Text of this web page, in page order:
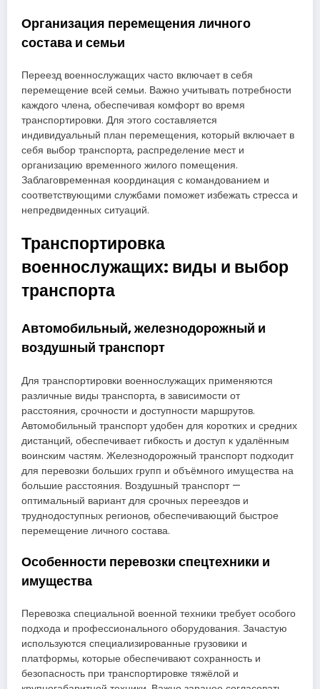
Организация перемещения личного
состава и семьи
Переезд военнослужащих часто включает в себя
перемещение всей семьи. Важно учитывать потребности
каждого члена, обеспечивая комфорт во время
транспортировки. Для этого составляется
индивидуальный план перемещения, который включает в
себя выбор транспорта, распределение мест и
организацию временного жилого помещения.
Заблаговременная координация с командованием и
соответствующими службами поможет избежать стресса и
непредвиденных ситуаций.
Транспортировка
военнослужащих: виды и выбор
транспорта
Автомобильный, железнодорожный и
воздушный транспорт
Для транспортировки военнослужащих применяются
различные виды транспорта, в зависимости от
расстояния, срочности и доступности маршрутов.
Автомобильный транспорт удобен для коротких и средних
дистанций, обеспечивает гибкость и доступ к удалённым
воинским частям. Железнодорожный транспорт подходит
для перевозки больших групп и объёмного имущества на
большие расстояния. Воздушный транспорт —
оптимальный вариант для срочных переездов и
труднодоступных регионов, обеспечивающий быстрое
перемещение личного состава.
Особенности перевозки спецтехники и
имущества
Перевозка специальной военной техники требует особого
подхода и профессионального оборудования. Зачастую
используются специализированные грузовики и
платформы, которые обеспечивают сохранность и
безопасность при транспортировке тяжёлой и